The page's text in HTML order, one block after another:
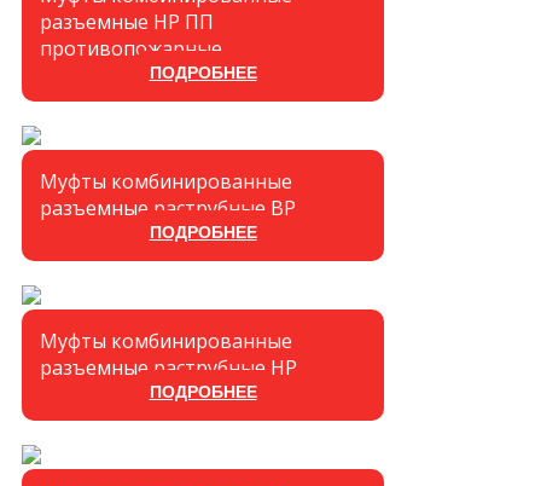
разъемные НР ПП
противопожарные
ПОДРОБНЕЕ
Муфты комбинированные
разъемные раструбные ВР
ПОДРОБНЕЕ
Муфты комбинированные
разъемные раструбные НР
ПОДРОБНЕЕ